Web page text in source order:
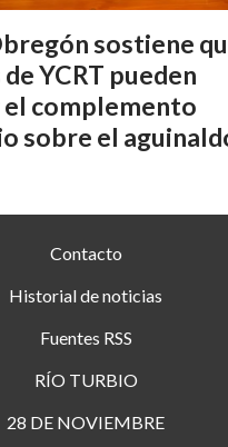
sostiene
YCRT pueden
complemento
sobre el
Contacto
Historial de noticias
Fuentes RSS
RÍO TURBIO
28 DE NOVIEMBRE